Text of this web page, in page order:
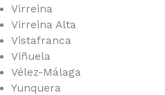
Virreina
Virreina Alta
Vistafranca
Viñuela
Vélez-Málaga
Yunquera